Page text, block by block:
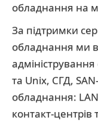
обладнання на
За підтримки
обладнання ми
та Unix, СГД,
обладнання:
контакт-центрів